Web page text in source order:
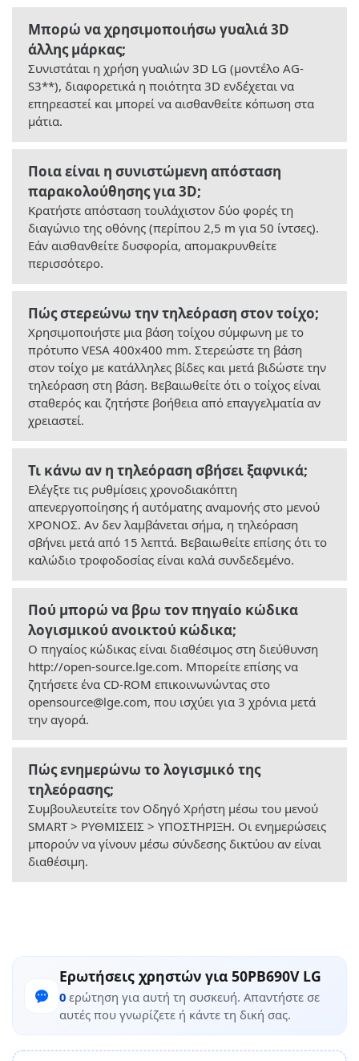
Μπορώ να χρησιμοποιήσω γυαλιά 3D
άλλης μάρκας;
Συνιστάται η χρήση γυαλιών 3D LG (μοντέλο AG-
S3**), διαφορετικά η ποιότητα 3D ενδέχεται να
επηρεαστεί και μπορεί να αισθανθείτε κόπωση στα
μάτια.
Ποια είναι η συνιστώμενη απόσταση
παρακολούθησης για 3D;
Κρατήστε απόσταση τουλάχιστον δύο φορές τη
διαγώνιο της οθόνης (περίπου 2,5 m για 50 ίντσες).
Εάν αισθανθείτε δυσφορία, απομακρυνθείτε
περισσότερο.
Πώς στερεώνω την τηλεόραση στον τοίχο;
Χρησιμοποιήστε μια βάση τοίχου σύμφωνη με το
πρότυπο VESA 400x400 mm. Στερεώστε τη βάση
στον τοίχο με κατάλληλες βίδες και μετά βιδώστε την
τηλεόραση στη βάση. Βεβαιωθείτε ότι ο τοίχος είναι
σταθερός και ζητήστε βοήθεια από επαγγελματία αν
χρειαστεί.
Τι κάνω αν η τηλεόραση σβήσει ξαφνικά;
Ελέγξτε τις ρυθμίσεις χρονοδιακόπτη
απενεργοποίησης ή αυτόματης αναμονής στο μενού
ΧΡΟΝΟΣ. Αν δεν λαμβάνεται σήμα, η τηλεόραση
σβήνει μετά από 15 λεπτά. Βεβαιωθείτε επίσης ότι το
καλώδιο τροφοδοσίας είναι καλά συνδεδεμένο.
Πού μπορώ να βρω τον πηγαίο κώδικα
λογισμικού ανοικτού κώδικα;
Ο πηγαίος κώδικας είναι διαθέσιμος στη διεύθυνση
http://open-source.lge.com. Μπορείτε επίσης να
ζητήσετε ένα CD-ROM επικοινωνώντας στο
opensource@lge.com, που ισχύει για 3 χρόνια μετά
την αγορά.
Πώς ενημερώνω το λογισμικό της
τηλεόρασης;
Συμβουλευτείτε τον Οδηγό Χρήστη μέσω του μενού
SMART > ΡΥΘΜΙΣΕΙΣ > ΥΠΟΣΤΗΡΙΞΗ. Οι ενημερώσεις
μπορούν να γίνουν μέσω σύνδεσης δικτύου αν είναι
διαθέσιμη.
Ερωτήσεις χρηστών για 50PB690V LG
0 ερώτηση για αυτή τη συσκευή. Απαντήστε σε
αυτές που γνωρίζετε ή κάντε τη δική σας.